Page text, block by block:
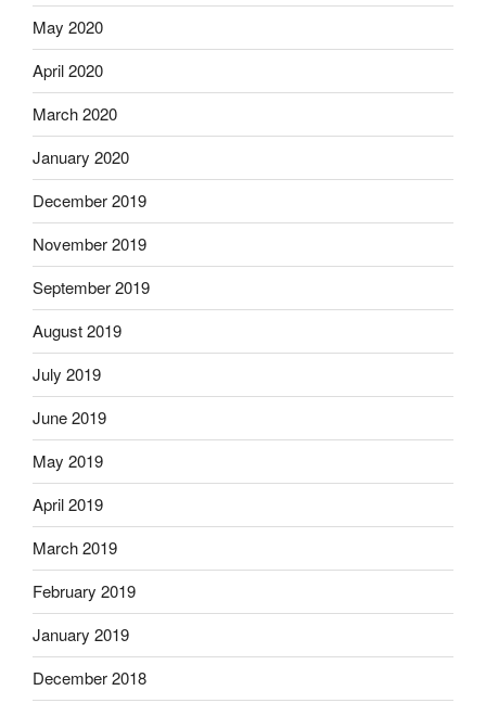
May 2020
April 2020
March 2020
January 2020
December 2019
November 2019
September 2019
August 2019
July 2019
June 2019
May 2019
April 2019
March 2019
February 2019
January 2019
December 2018